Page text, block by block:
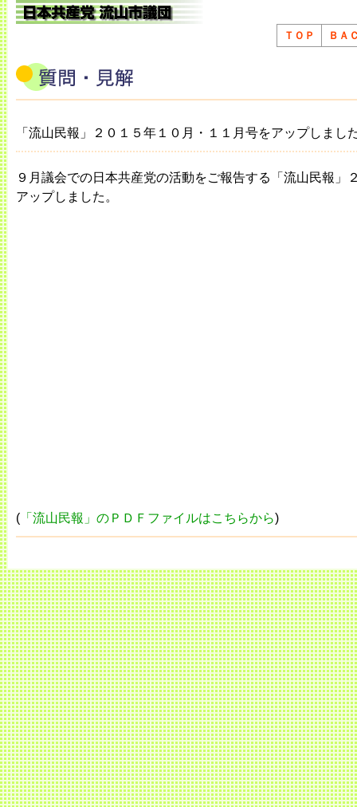
ＴＯＰ ＢＡ
「流山民報」２０１５年１０月・１１月号をアップしまし
９月議会での日本共産党の活動をご報告する「流山民報」
アップしました。
( 「流山民報」のＰＤＦファイルはこちらから)